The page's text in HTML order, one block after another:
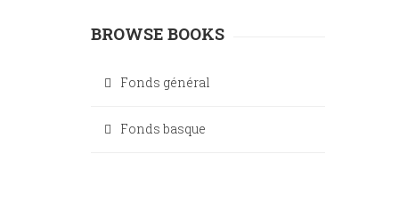
BROWSE BOOKS
Fonds général
Fonds basque